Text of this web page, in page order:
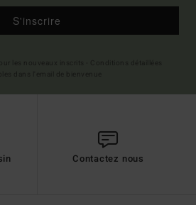
S'inscrire
Contactez nous